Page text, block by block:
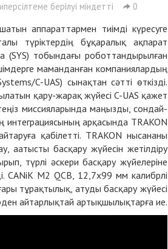
берілуі міндетті 0
аппараттармен тиімді күресуге
түріктердің бұқаралық ақпарат
(SYS) тобындағы роботтандырылған
маманданған компаниялардың
C-UAS) сынақтан сәтті өткізді.
қару-жарақ жүйесі C-UAS қажет
миссияларында маңызды, сондай-
арқасында TRAKON
қабілетті. TRAKON нысананы
аатысты басқару жүйесін жетілдіру
түрлі әскери басқару жүйелеріне
CANiK M2 QCB, 12,7x99 мм калибрлі
тұрақтылық, атуды басқару жүйесі
айтарлықтай артықшылықтарға ие.